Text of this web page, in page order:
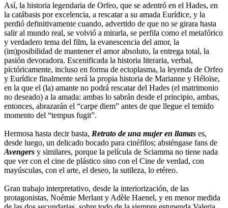
Así, la historia legendaria de Orfeo, que se adentró en el Hades, en
la catábasis por excelencia, a rescatar a su amada Eurídice, y la
perdió definitivamente cuando, advertido de que no se girara hasta
salir al mundo real, se volvió a mirarla, se perfila como el metafórico
y verdadero tema del film, la evanescencia del amor, la
(im)posibilidad de mantener el amor absoluto, la entrega total, la
pasión devoradora. Escenificada la historia literaria, verbal,
pictóricamente, incluso en forma de ectoplasma, la leyenda de Orfeo
y Eurídice finalmente será la propia historia de Marianne y Héloïse,
en la que el (la) amante no podrá rescatar del Hades (el matrimonio
no deseado) a la amada: ambas lo sabrán desde el principio, ambas,
entonces, abrazarán el “carpe diem” antes de que llegue el temido
momento del “tempus fugit”.
Hermosa hasta decir basta, Retrato de una mujer en llamas es,
desde luego, un delicado bocado para cinéfilos; absténgase fans de
Avengers y similares, porque la película de Sciamma no tiene nada
que ver con el cine de plástico sino con el Cine de verdad, con
mayúsculas, con el arte, el deseo, la sutileza, lo etéreo.
Gran trabajo interpretativo, desde la interiorización, de las
protagonistas, Noémie Merlant y Adèle Haenel, y en menor medida